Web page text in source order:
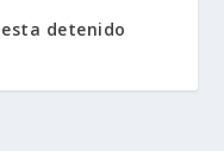
detenido